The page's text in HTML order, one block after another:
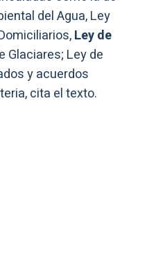
del Agua, Ley
Ley de
Glaciares; Ley de
y acuerdos
cita el texto.